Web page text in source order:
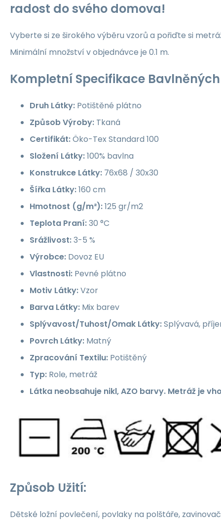
radost do svého domova!
Vyberte si ze širokého výběru vzorů a pořiďte si
Minimální množství v objednávce je 0.1 m.
Kompletní Specifikace
Druh Látky: Potištěné plátno
Způsob Výroby: Tkaná
Certifikát:Öko-Tex Standard 100
Složení Látky:100% bavlna
Konstrukce Látky: 76x68 / 30x30
Šířka Látky:160 cm
Hmotnost (g/m²):125 gr/m2
Teplota Praní:30 °C
Srážlivost:3-5 %
Výrobce: Dovoz EU
Vlastnosti: Pevné plátno
Motiv Látky:Vzor
Barva Látky: Mix barev
Splývavost/Tuhost/Omak Látky:Splývavá,
Povrch Látky: Matný
Zpracování Textilu: Potištěný
Typ: Role, metráž
Látka neobsahuje nikl, AZO barvy. Metráž je
Způsob Užití:
Dětské ložní povlečení, povlaky na polštáře,